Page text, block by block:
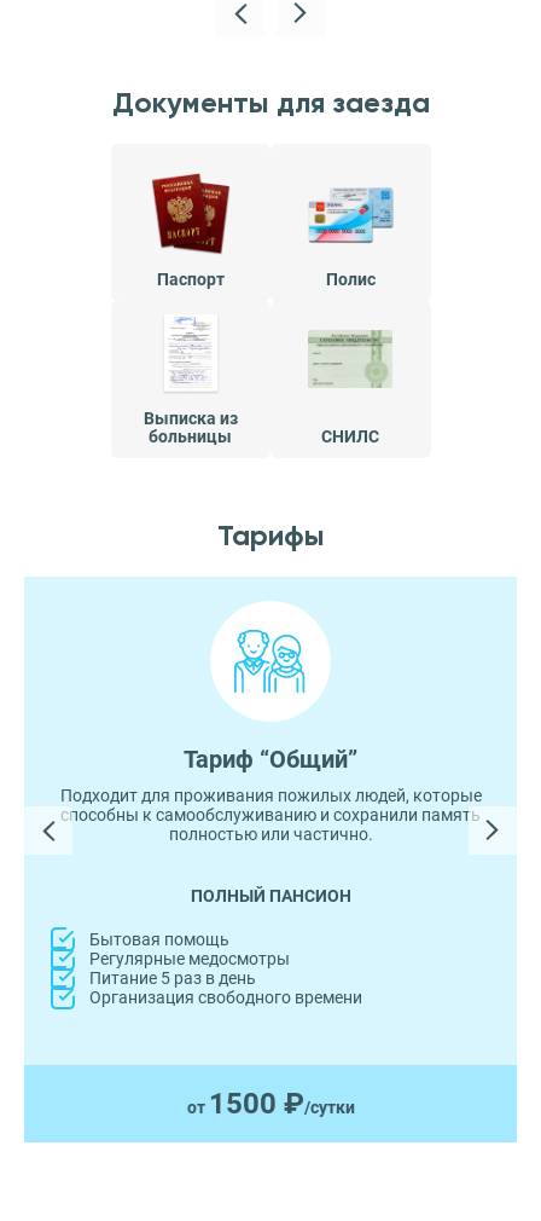
Документы для заезда
Паспорт Полис
Выписка из
больницы
СНИЛС
Тарифы
Тариф “Общий”
Подходит для проживания пожилых людей, которые
способны к самообслуживанию и сохранили память
полностью или частично.
ПОЛНЫЙ ПАНСИОН
Бытовая помощь
Регулярные медосмотры
Питание 5 раз в день
Организация свободного времени
от 1500 ₽/сутки